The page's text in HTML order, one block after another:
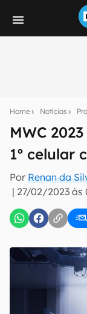
Home Notícias
MWC
1º celular
Por Renan da
| 27/02/2023 às
notícias e
mão.
E-mail
Uso e